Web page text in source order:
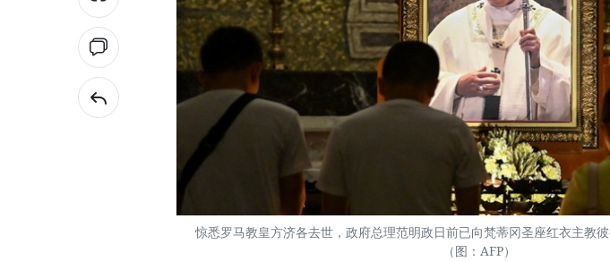
惊悉罗马教皇方济各去世，政府总理范明政日前已向梵蒂冈圣座红衣主教彼
（图：AFP）